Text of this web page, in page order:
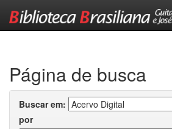
Página de busca
Buscar em:
por